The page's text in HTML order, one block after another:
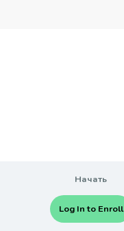
Начать
Log In to Enroll